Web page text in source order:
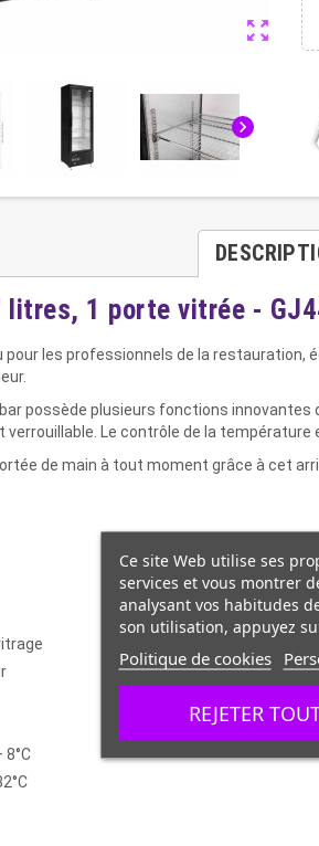
zoom_out_map
chevron_right
litres, 1 porte vitrée -
les professionnels de la restauration,
possède plusieurs fonctions innovantes
Le contrôle de la
de main à tout moment grâce à cet
8°C
Ce site Web utilise ses
services et vous montrer
analysant vos habitudes
son utilisation, appuyez
Politique de cookies
REJETER